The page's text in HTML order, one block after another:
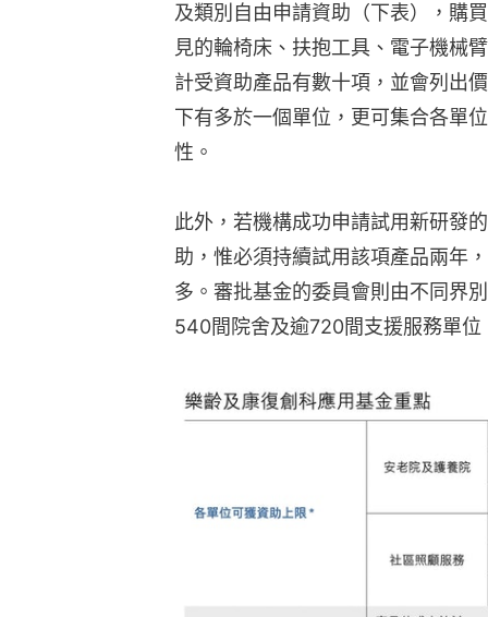
及類別自由申請資助（下表），購
見的輪椅床、扶抱工具、電子機械
計受資助產品有數十項，並會列出
下有多於一個單位，更可集合各單
性。
此外，若機構成功申請試用新研發
助，惟必須持續試用該項產品兩年
多。審批基金的委員會則由不同界
540間院舍及逾720間支援服務單位